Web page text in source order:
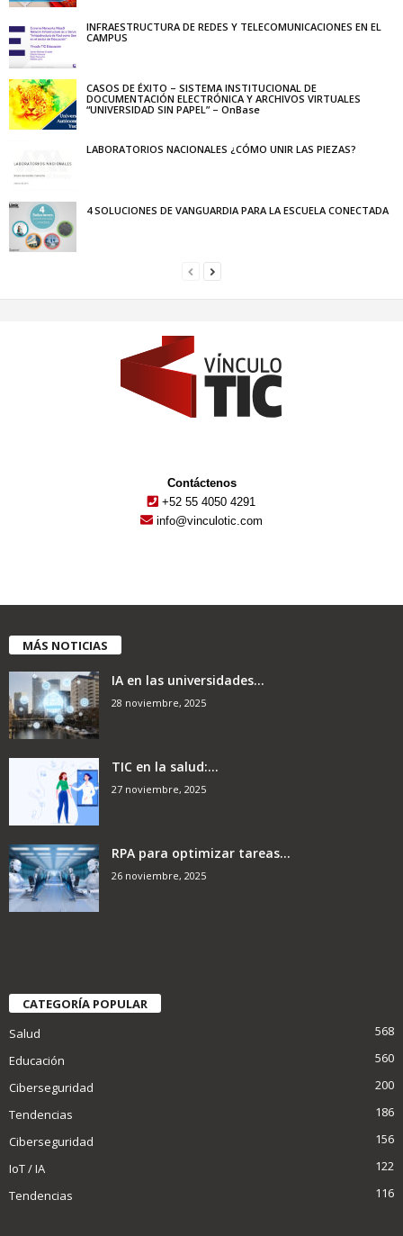
INFRAESTRUCTURA DE REDES Y TELECOMUNICACIONES EN EL
CAMPUS
CASOS DE ÉXITO – SISTEMA INSTITUCIONAL DE
DOCUMENTACIÓN ELECTRÓNICA Y ARCHIVOS VIRTUALES
“UNIVERSIDAD SIN PAPEL” – OnBase
LABORATORIOS NACIONALES ¿CÓMO UNIR LAS PIEZAS?
4 SOLUCIONES DE VANGUARDIA PARA LA ESCUELA CONECTADA
Contáctenos
+52 55 4050 4291
info@vinculotic.com
MÁS NOTICIAS
IA en las universidades...
28 noviembre, 2025
TIC en la salud:...
27 noviembre, 2025
RPA para optimizar tareas...
26 noviembre, 2025
CATEGORÍA POPULAR
Salud
568
Educación
560
Ciberseguridad
200
Tendencias
186
Ciberseguridad
156
IoT / IA
122
Tendencias
116